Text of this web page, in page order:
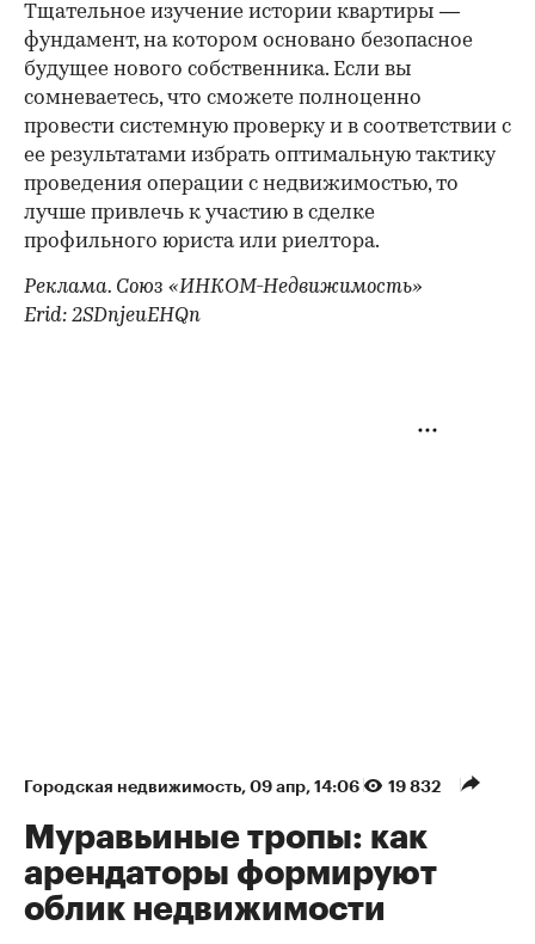
Тщательное изучение истории квартиры —
фундамент, на котором основано безопасное
будущее нового собственника. Если вы
сомневаетесь, что сможете полноценно
провести системную проверку и в соответствии с
ее результатами избрать оптимальную тактику
проведения операции с недвижимостью, то
лучше привлечь к участию в сделке
профильного юриста или риелтора.
Реклама. Союз «ИНКОМ-Недвижимость»
Erid: 2SDnjeuEHQn
Городская недвижимость 09 апр, 14:06 19 832
Муравьиные тропы: как
арендаторы формируют
облик недвижимости